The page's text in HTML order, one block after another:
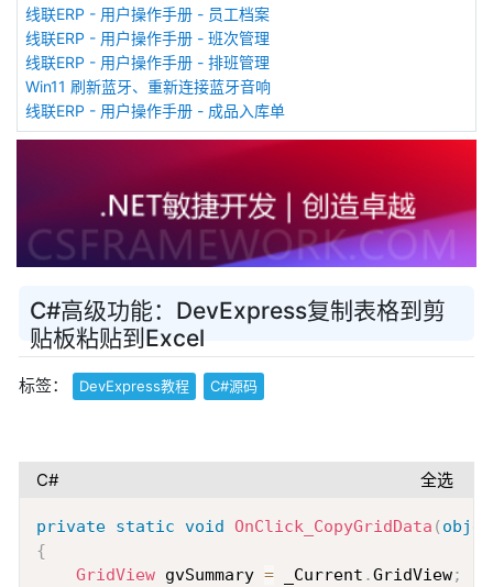
线联ERP - 用户操作手册 - 员工档案
线联ERP - 用户操作手册 - 班次管理
线联ERP - 用户操作手册 - 排班管理
Win11 刷新蓝牙、重新连接蓝牙音响
线联ERP - 用户操作手册 - 成品入库单
C#高级功能：DevExpress复制表格到剪
贴板粘贴到Excel
标签： DevExpress教程 C#源码
C# 全选
private static void OnClick_CopyGridData (
{
GridView gvSummary = _Current .GridView;